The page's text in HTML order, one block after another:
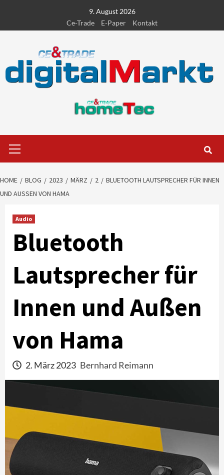
content
9. August 2026
Ce-Trade
E-Paper Kontakt
Menu
HOME BLOG 2023 MÄRZ 2
BLUETOOTH LAUTSPRECHER FÜR INNEN
UND AUSSEN VON HAMA
Audio
Bluetooth
Lautsprecher für
Innen und Außen
von Hama
2. März 2023 Bernhard Reimann